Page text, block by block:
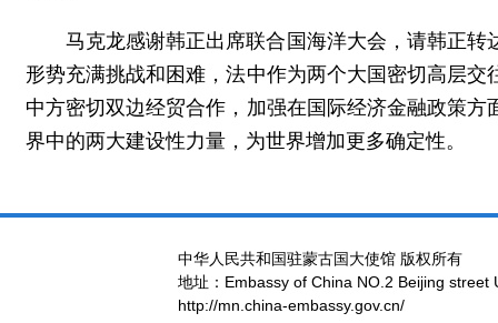
马克龙感谢韩正出席联合国海洋大会，请韩正
形势充满挑战和困难，法中作为两个大国密切高层
中方密切双边经贸合作，加强在国际经济金融政策
界中的两大建设性力量，为世界增加更多确定性。
中华人民共和国驻蒙古国大使馆 版权所有
地址：Embassy of China NO.2 Beijing street
http://mn.china-embassy.gov.cn/